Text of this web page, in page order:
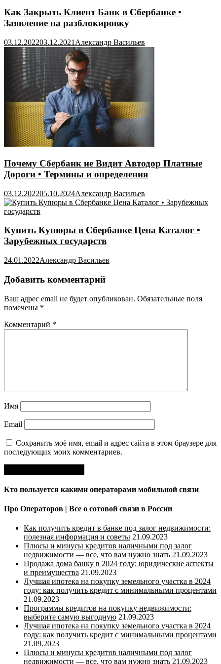
Как Закрыть Клиент Банк в Сбербанке •
Заявление на разблокировку
03.12.202203.12.2021 Александр Васильев
Почему Сбербанк не Видит Автодор Платные
Дороги • Термины и определения
03.12.202205.10.2024Александр Васильев
Купить Купюры в Сбербанке Цена Каталог •
Зарубежных государств
24.01.2022Александр Васильев
Добавить комментарий
Ваш адрес email не будет опубликован. Обязательные поля
помечены *
Комментарий *
Имя
Email
Сохранить моё имя, email и адрес сайта в этом браузере для
последующих моих комментариев.
Кто пользуется какими операторами мобильной связи
Про Операторов | Все о сотовой связи в России
Как получить кредит в банке под залог недвижимости:
полезная информация и советы 21.09.2023
Плюсы и минусы кредитов наличными под залог
недвижимости — все, что вам нужно знать 21.09.2023
Продажа дома банку в 2024 году: юридические аспекты
и преимущества 21.09.2023
Лучшая ипотека на покупку земельного участка в 2024
году: как получить кредит с минимальными процентами
21.09.2023
Программы кредитов на покупку недвижимости:
выберите самую выгодную 21.09.2023
Лучшая ипотека на покупку земельного участка в 2024
году: как получить кредит с минимальными процентами
21.09.2023
Плюсы и минусы кредитов наличными под залог
недвижимости — все, что вам нужно знать 21.09.2023